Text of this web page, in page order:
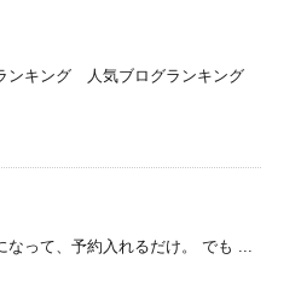
ンキング 人気ブログランキング
なって、予約入れるだけ。 でも ...